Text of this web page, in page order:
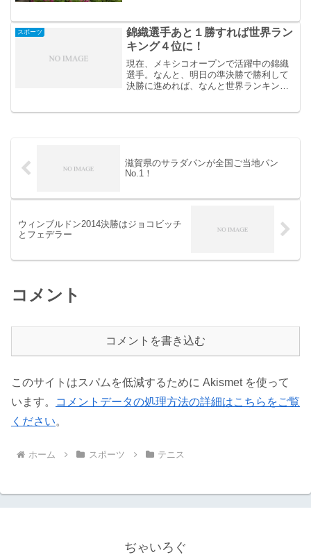
テニス大会(団体戦)本戦を観戦して来まし
た。個人戦と...
スポーツ
錦織選手あと１勝すれば世界ラン
キング４位に！
現在、メキシコオープンで活躍中の錦織
選手。なんと、明日の準決勝で勝利して
決勝に進めれば、なんと世界ランキング4
滋賀県のサラダパンが全国ご当地パン
No.1！
ウィンブルドン2014決勝はジョコビッチ
とフェデラー
コメント
コメントを書き込む
このサイトはスパムを低減するために Akismet を使って
います。
コメントデータの処理方法の詳細はこちらをご覧
ください。
ホーム スポーツ テニス
ぢゃいろぐ